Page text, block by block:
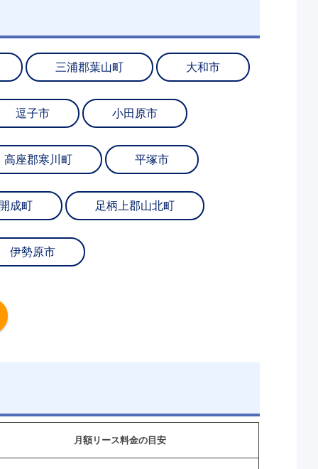
三浦郡葉山町 大和市
逗子市 小田原市
高座郡寒川町 平塚市
成町 足柄上郡山北町
伊勢原市
月額リース料金の目安